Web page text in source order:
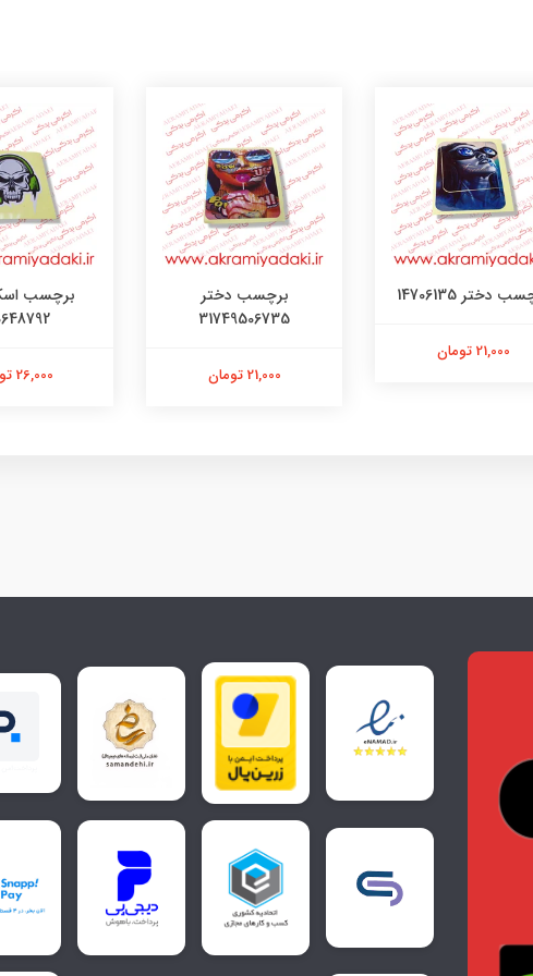
برچسب دختر
برچسب اسکلت کد
130648792
26,000 تومان
برچسب
21,000 تومان